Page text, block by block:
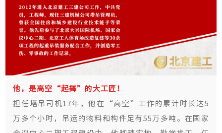
他，是高空“起舞”的大工匠！
担任塔吊司机17年，他在“高空”工作的累计时长达5
万多个小时，吊运的物料和构件足有55万多吨。在国家